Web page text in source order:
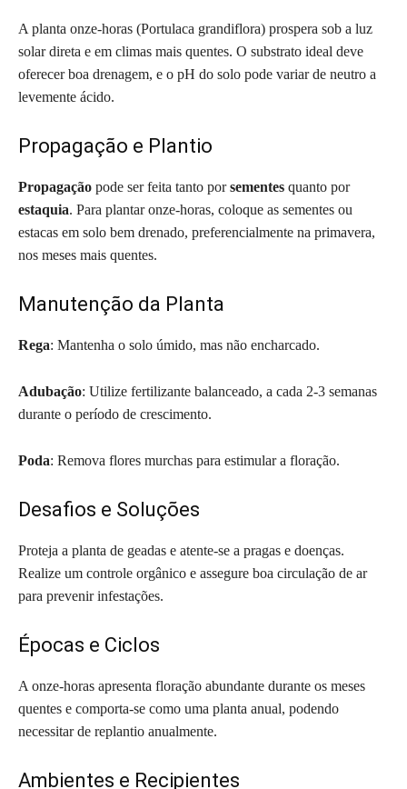
A planta onze-horas (Portulaca grandiflora) prospera sob a luz
solar direta e em climas mais quentes. O substrato ideal deve
oferecer boa drenagem, e o pH do solo pode variar de neutro a
levemente ácido.
Propagação e Plantio
Propagação pode ser feita tanto porsementes quanto por
estaquia. Para plantar onze-horas, coloque as sementes ou
estacas em solo bem drenado, preferencialmente na primavera,
nos meses mais quentes.
Manutenção da Planta
Rega: Mantenha o solo úmido, mas não encharcado.
Adubação: Utilize fertilizante balanceado, a cada 2-3 semanas
durante o período de crescimento.
Poda: Remova flores murchas para estimular a floração.
Desafios e Soluções
Proteja a planta de geadas e atente-se a pragas e doenças.
Realize um controle orgânico e assegure boa circulação de ar
para prevenir infestações.
Épocas e Ciclos
A onze-horas apresenta floração abundante durante os meses
quentes e comporta-se como uma planta anual, podendo
necessitar de replantio anualmente.
Ambientes e Recipientes